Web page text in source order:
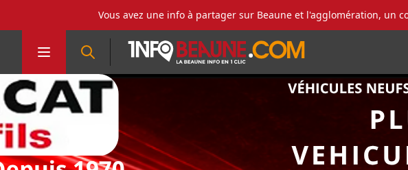
Vous avez une info à partager sur Beaune et l'agglomération, un